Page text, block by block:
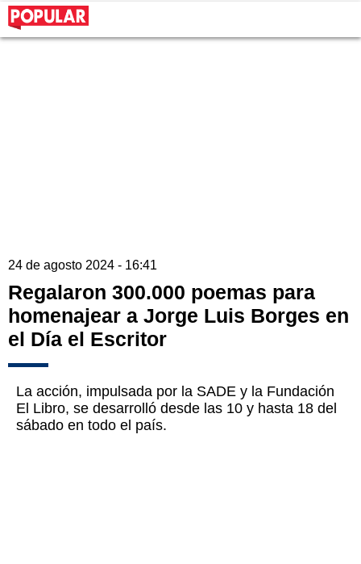
24 de agosto 2024 - 16:41
Regalaron 300.000 poemas para
homenajear a Jorge Luis Borges en
el Día el Escritor
La acción, impulsada por la SADE y la Fundación
El Libro, se desarrolló desde las 10 y hasta 18 del
sábado en todo el país.